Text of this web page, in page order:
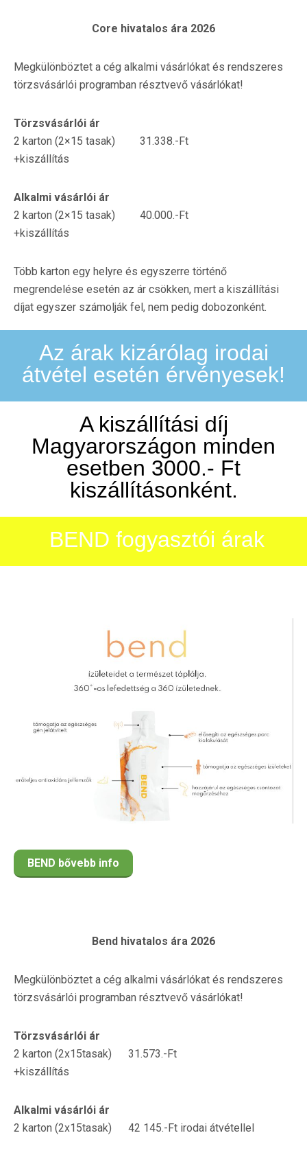
Core hivatalos ára 2026
Megkülönböztet a cég alkalmi vásárlókat és rendszeres
törzsvásárlói programban résztvevő vásárlókat!
Törzsvásárlói ár
2 karton (2×15 tasak) 31.338.-Ft
+kiszállítás
Alkalmi vásárlói ár
2 karton (2×15 tasak) 40.000.-Ft
+kiszállítás
Több karton egy helyre és egyszerre történő
megrendelése esetén az ár csökken, mert a kiszállítási
díjat egyszer számolják fel, nem pedig dobozonként.
Az árak kizárólag irodai
átvétel esetén érvényesek!
A kiszállítási díj
Magyarországon minden
esetben 3000.- Ft
kiszállításonként.
BEND fogyasztói árak
BEND bővebb info
Bend hivatalos ára 2026
Megkülönböztet a cég alkalmi vásárlókat és rendszeres
törzsvásárlói programban résztvevő vásárlókat!
Törzsvásárlói ár
2 karton (2x15tasak) 31.573.-Ft
+kiszállítás
Alkalmi vásárlói ár
2 karton (2x15tasak) 42 145.-Ft irodai átvétellel